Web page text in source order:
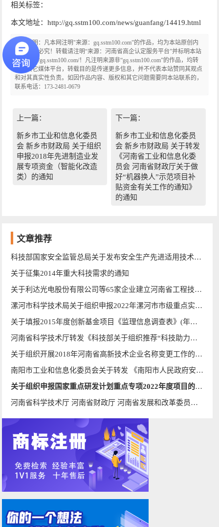
相关标签：
本文地址：http://gq.sstm100.com/news/guanfang/14419.html
版权声明：凡本网注明"来源：gq.sstm100.com”的作品，均为本站原创内
容，侵权必究！转载请注明“来源：河南省高企认定服务平台”并标明本站
链接http://gq.sstm100.com/！凡注明来源非“gq.sstm100.com”的作品，均转
载自其它媒体平台，转载目的是传递更多信息，并不代表本站赞同其观点
和对其真实性负责。如因作品内容、版权和其它问题需要同本站联系的，
联系电话：173-2481-0679
上一篇：
新乡市工业和信息化委员
会 新乡市财政局 关于组织
申报2018年先进制造业发
展专项资金（智能化改造
类）的通知
下一篇：
新乡市工业和信息化委员
会 新乡市财政局 关于转发
《河南省工业和信息化委
员会 河南省财政厅关于做
好“机器换人”示范项目补
贴资金有关工作的通知》
的通知
文章推荐
科技部国家安全监管总局关于发布安全生产先进适用技术与产品指导目录（第一批）的公告
关于征集2014年重大科技需求的通知
关于利达光电股份有限公司等65家企业建立河南省工程技术研究中心的批复
漯河市科学技术局关于组织申报2022年漯河市市级重点实验室的通知
关于填报2015年度创新基金项目《监理信息调查表》(年报)的通知
河南省科学技术厅转发《科技部关于组织推荐“科技助力经济2020”重点专项项目的通知》的通知_河南科技网
关于组织开展2018年河南省高新技术企业名称变更工作的通知
南阳市工业和信息化委员会关于转发 《南阳市人民政府安全生产委员会办公室关于开展2018年“安全生产月”活动的通知的通知
关于组织申报国家重点研发计划重点专项2022年度项目的通知
河南省科学技术厅 河南省财政厅 河南省发展和改革委员会 国家税务总局河南省税务局 河南省统计局关于组织开展2021年企业研究开发财政补助工作的通知_河南科技网